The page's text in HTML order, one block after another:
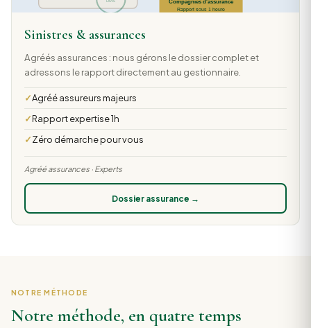
Sinistres & assurances
Agréés assurances : nous gérons le dossier complet et
adressons le rapport directement au gestionnaire.
Agréé assureurs majeurs
Rapport expertise 1h
Zéro démarche pour vous
Agréé assurances · Experts
Dossier assurance →
NOTRE MÉTHODE
Notre méthode, en quatre temps